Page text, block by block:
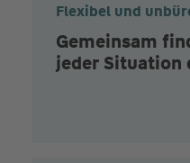
Flexibel und
Gemeinsam
jeder Situation